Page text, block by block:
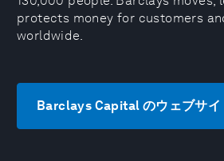
protects money for customers
worldwide.
Barclays Capital のウェブサイ